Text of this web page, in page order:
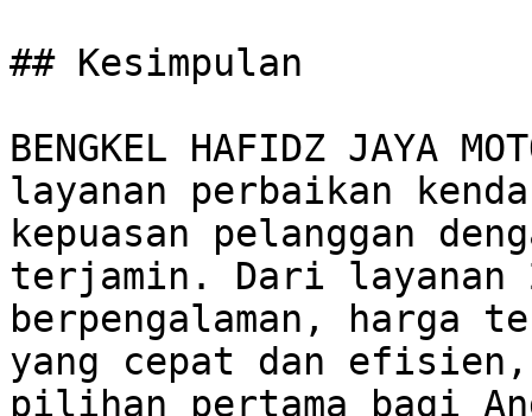
## Kesimpulan
BENGKEL HAFIDZ JAYA
layanan perbaikan
kepuasan pelanggan
terjamin. Dari layanan
berpengalaman, harga
yang cepat dan
pilihan pertama bagi